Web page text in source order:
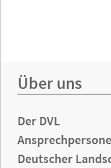
Über uns
Der DVL
Deutscher